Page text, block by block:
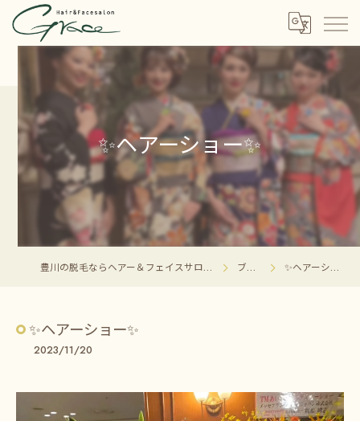
✨ヘアーショー✨
豊川の脱毛ならヘアー＆フェイスサロン グレイス ブログ ✨ヘアーショー✨
✨ヘアーショー✨
2023/11/20